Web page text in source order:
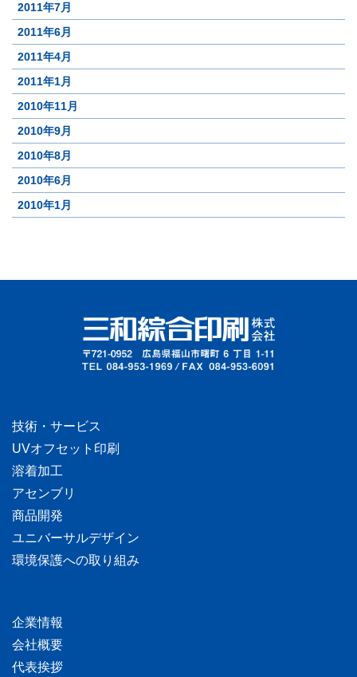
2011年7月
2011年6月
2011年4月
2011年1月
2010年11月
2010年9月
2010年8月
2010年6月
2010年1月
技術・サービス
UVオフセット印刷
溶着加工
アセンブリ
商品開発
ユニバーサルデザイン
環境保護への取り組み
企業情報
会社概要
代表挨拶